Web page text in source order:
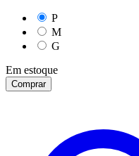
P
M
G
Em estoque
Comprar